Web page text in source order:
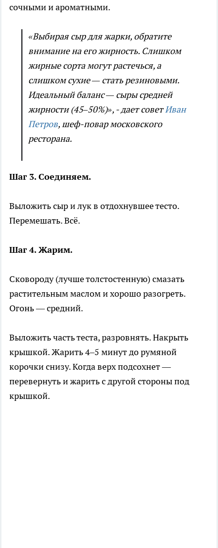
сочными и ароматными.
«Выбирая сыр для жарки, обратите
внимание на его жирность. Слишком
жирные сорта могут растечься, а
слишком сухие — стать резиновыми.
Идеальный баланс — сыры средней
жирности (45–50%)», - дает советИван
Петров, шеф-повар московского
ресторана.
Шаг 3. Соединяем.
Выложить сыр и лук в отдохнувшее тесто.
Перемешать. Всё.
Шаг 4. Жарим.
Сковороду (лучше толстостенную) смазать
растительным маслом и хорошо разогреть.
Огонь — средний.
Выложить часть теста, разровнять. Накрыть
крышкой. Жарить 4–5 минут до румяной
корочки снизу. Когда верх подсохнет —
перевернуть и жарить с другой стороны под
крышкой.